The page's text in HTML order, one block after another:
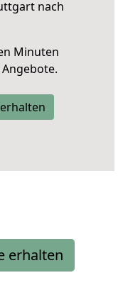
nach
Minuten
erhalten